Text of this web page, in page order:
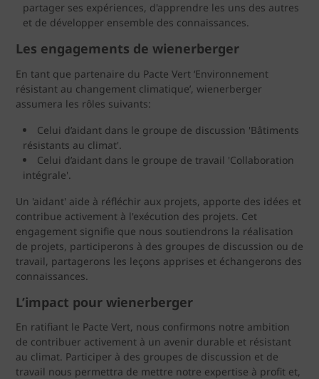
partager ses expériences, d'apprendre les uns des autres
et de développer ensemble des connaissances.
Les engagements de wienerberger
En tant que partenaire du Pacte Vert ‘Environnement
résistant au changement climatique’, wienerberger
assumera les rôles suivants:
Celui d’aidant dans le groupe de discussion 'Bâtiments
résistants au climat'.
Celui d’aidant dans le groupe de travail 'Collaboration
intégrale'.
Un 'aidant' aide à réfléchir aux projets, apporte des idées et
contribue activement à l'exécution des projets. Cet
engagement signifie que nous soutiendrons la réalisation
de projets, participerons à des groupes de discussion ou de
travail, partagerons les leçons apprises et échangerons des
connaissances.
L’impact pour wienerberger
En ratifiant le Pacte Vert, nous confirmons notre ambition
de contribuer activement à un avenir durable et résistant
au climat. Participer à des groupes de discussion et de
travail nous permettra de mettre notre expertise à profit et,